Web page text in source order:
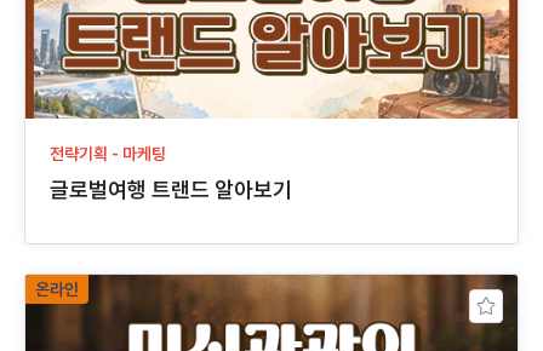
전략기획 - 마케팅
글로벌여행 트랜드 알아보기
온라인